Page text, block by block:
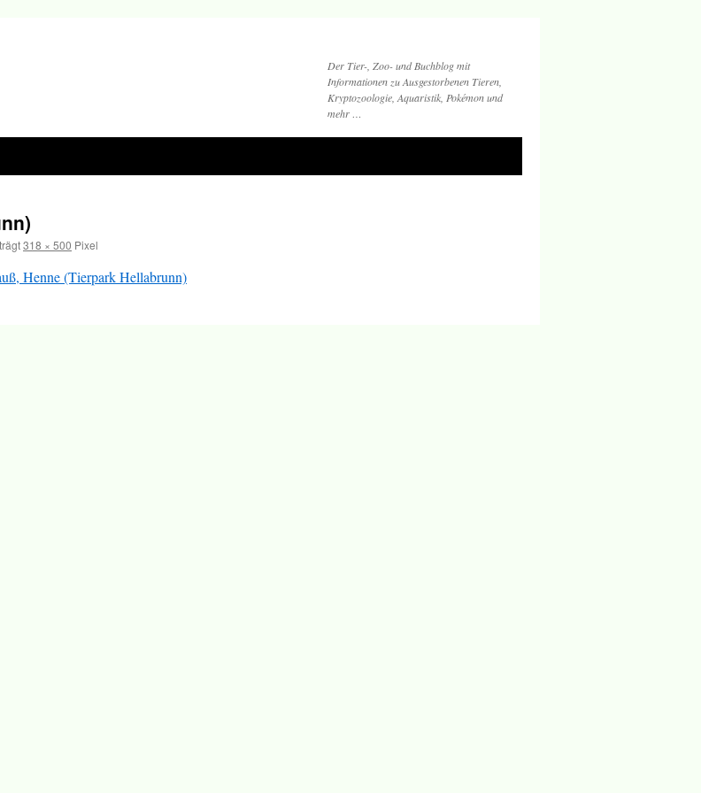
Der Tier-, Zoo- und Buchblog mit
Informationen zu Ausgestorbenen Tieren,
Kryptozoologie, Aquaristik, Pokémon und
mehr …
318 × 500 Pixel